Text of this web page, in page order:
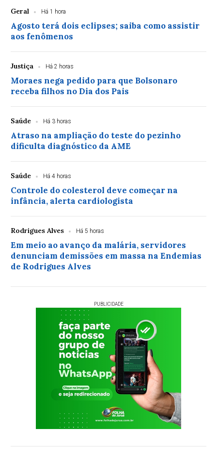
Geral Há 1 hora
Agosto terá dois eclipses; saiba como assistir
aos fenômenos
Justiça Há 2 horas
Moraes nega pedido para que Bolsonaro
receba filhos no Dia dos Pais
Saúde Há 3 horas
Atraso na ampliação do teste do pezinho
dificulta diagnóstico da AME
Saúde Há 4 horas
Controle do colesterol deve começar na
infância, alerta cardiologista
Rodrigues Alves Há 5 horas
Em meio ao avanço da malária, servidores
denunciam demissões em massa na Endemias
de Rodrigues Alves
PUBLICIDADE